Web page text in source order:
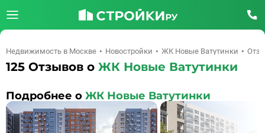
Недвижимость в Москве Новостройки ЖК Новые Ватутинки
125 Отзывов о ЖК Новые Ватутинки
Подробнее о ЖК Новые Ватутинки